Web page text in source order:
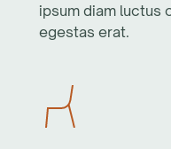
ipsum diam luctus
egestas erat.